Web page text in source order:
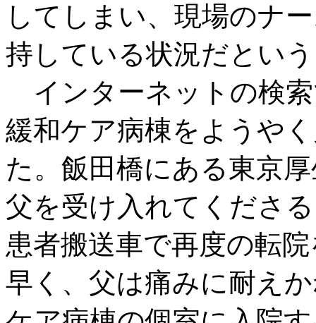
してしまい、現場のナ
持している状況だとい
インターネットの検
緩和ケア病棟をようや
た。飯田橋にある東京
父を受け入れてくださ
患者搬送車で再度の転
早く、父は痛みに耐え